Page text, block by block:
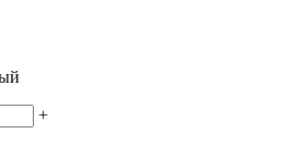
+